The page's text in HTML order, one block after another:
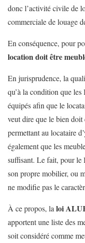
donc l’activité civile de
commerciale de louage
En conséquence, pour
location doit être
En jurisprudence, la
qu’à la condition que
équipés afin que le
veut dire que le bien
permettant au locataire
également que les
suffisant. Le fait, pour le
son propre mobilier, ou
ne modifie pas le
À ce propos, la loi
apportent une liste des
soit considéré comme